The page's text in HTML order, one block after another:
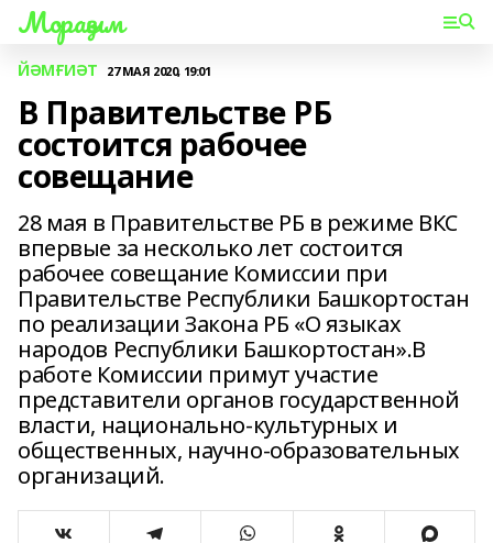
Мораҙым
ЙӘМҒИӘТ 27 МАЯ 2020, 19:01
В Правительстве РБ
состоится рабочее
совещание
28 мая в Правительстве РБ в режиме ВКС
впервые за несколько лет состоится
рабочее совещание Комиссии при
Правительстве Республики Башкортостан
по реализации Закона РБ «О языках
народов Республики Башкортостан».В
работе Комиссии примут участие
представители органов государственной
власти, национально-культурных и
общественных, научно-образовательных
организаций.